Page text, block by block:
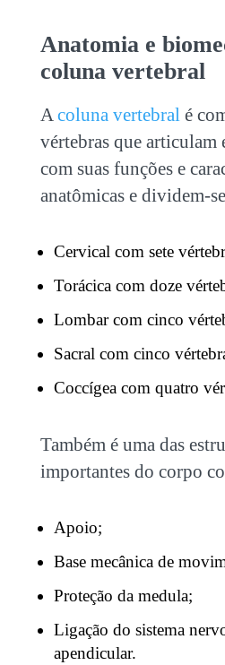
Anatomia e
coluna vertebral
Acoluna vertebralé
vértebras que articulam
com suas funções e
anatômicas e dividem-
Cervical com sete
Torácica com doze
Lombar com cinco
Sacral com cinco
Coccígea com quatro
Também é uma das
importantes do corpo
Apoio;
Base mecânica de
Proteção da medula;
Ligação do sistema
apendicular.